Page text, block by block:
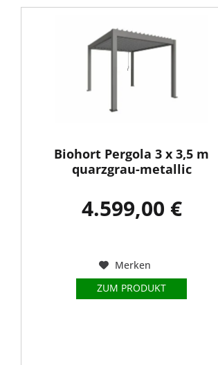
Biohort Pergola 3 x 3,5 m
quarzgrau-metallic
4.599,00 €
Merken
ZUM PRODUKT